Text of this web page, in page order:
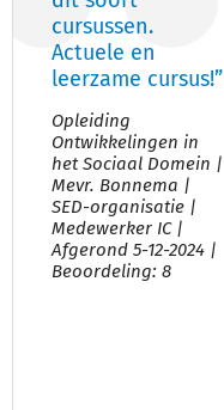
cursussen.
Actuele en
leerzame cursus!”
Opleiding
Ontwikkelingen in
het Sociaal Domein |
Mevr. Bonnema |
SED-organisatie |
Medewerker IC |
Afgerond 5-12-2024 |
Beoordeling: 8